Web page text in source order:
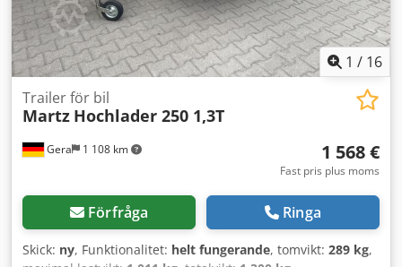
1 / 16
Gera 1 108 km
Trailer för bil
Martz Hochlader 250 1,3T
1 568 €
Fast pris plus moms
Förfråga Ringa
Skick: ny, Funktionalitet: helt fungerande, tomvikt: 289 kg,